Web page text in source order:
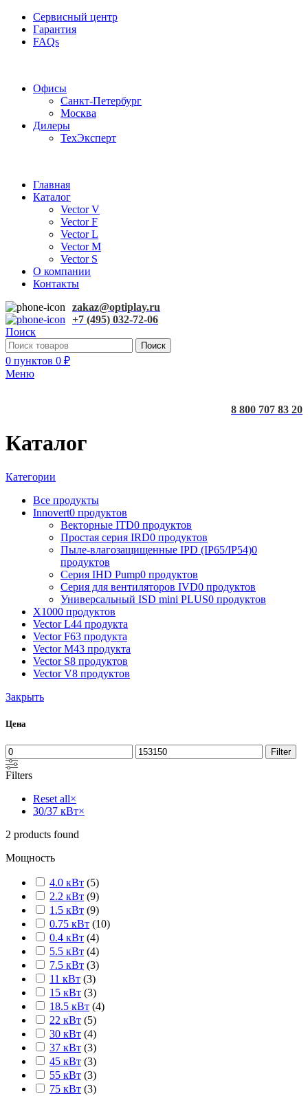
Сервисный центр
Гарантия
FAQs
Офисы
Санкт-Петербург
Москва
Дилеры
ТехЭксперт
Главная
Каталог
Vector V
Vector F
Vector L
Vector M
Vector S
О компании
Контакты
zakaz@optiplay.ru
+7 (495) 032-72-06
Поиск
Поиск
0 пунктов 0 ₽
Меню
8 800 707 83 20
Каталог
Категории
Все продукты
Innovert0 продуктов
Векторные ITD0 продуктов
Простая серия IRD0 продуктов
Пыле-влагозащищенные IPD (IP65/IP54)0
продуктов
Серия IHD Pump0 продуктов
Серия для вентиляторов IVD0 продуктов
Универсальный ISD mini PLUS0 продуктов
X1000 продуктов
Vector L44 продукта
Vector F63 продукта
Vector M43 продукта
Vector S8 продуктов
Vector V8 продуктов
Закрыть
Цена
Filter
Filters
Reset all×
30/37 кВт×
2 products found
Мощность
4.0 кВт (5)
2.2 кВт (9)
1.5 кВт (9)
0.75 кВт (10)
0.4 кВт (4)
5.5 кВт (4)
7.5 кВт (3)
11 кВт (3)
15 кВт (3)
18.5 кВт (4)
22 кВт (5)
30 кВт (4)
37 кВт (3)
45 кВт (3)
55 кВт (3)
75 кВт (3)